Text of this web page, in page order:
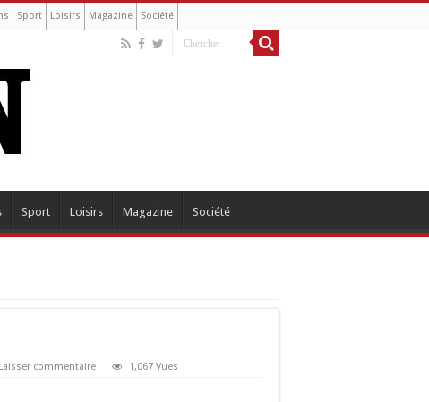
Sport Loisirs Magazine Société
Sport Loisirs Magazine Société
Laisser commentaire 1,067 Vues